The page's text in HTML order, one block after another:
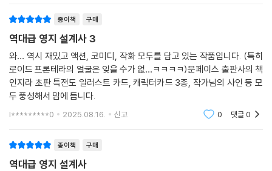
종이책 구매
역대급 영지 설계사 3
와… 역시 재밌고 액션, 코미디, 작화 모두를 담고 있는 작품입니다. (특히
로이드 프론테라의 얼굴은 잊을 수가 없…ㅋㅋㅋㅋ)문페이스 출판사의 책
인지라 초판 특전도 일러스트 카드, 캐릭터카드 3종, 작가님의 사인 등 모
두 풍성해서 맘에 듭니다.
l*********0 2025.08.16. 신고 0 댓글0
종이책 구매
역대급 영지 설계사